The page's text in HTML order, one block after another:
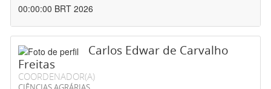
00:00:00 BRT 2026
Carlos Edwar de Carvalho
Freitas
COORDENADOR(A)